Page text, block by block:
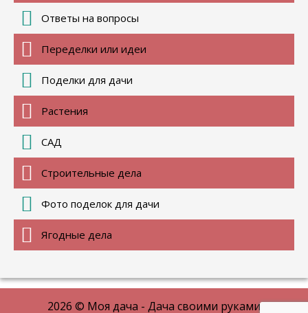
Ответы на вопросы
Переделки или идеи
Поделки для дачи
Растения
САД
Строительные дела
Фото поделок для дачи
Ягодные дела
2026 © Моя дача - Дача своими руками